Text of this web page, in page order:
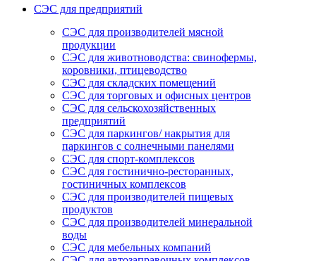
СЭС для предприятий
СЭС для производителей мясной
продукции
СЭС для животноводства: свинофермы,
коровники, птицеводство
СЭС для складских помещений
СЭС для торговых и офисных центров
СЭС для сельскохозяйственных
предприятий
СЭС для паркингов/ накрытия для
паркингов с солнечными панелями
СЭС для спорт-комплексов
СЭС для гостинично-ресторанных,
гостиничных комплексов
СЭС для производителей пищевых
продуктов
СЭС для производителей минеральной
воды
СЭС для мебельных компаний